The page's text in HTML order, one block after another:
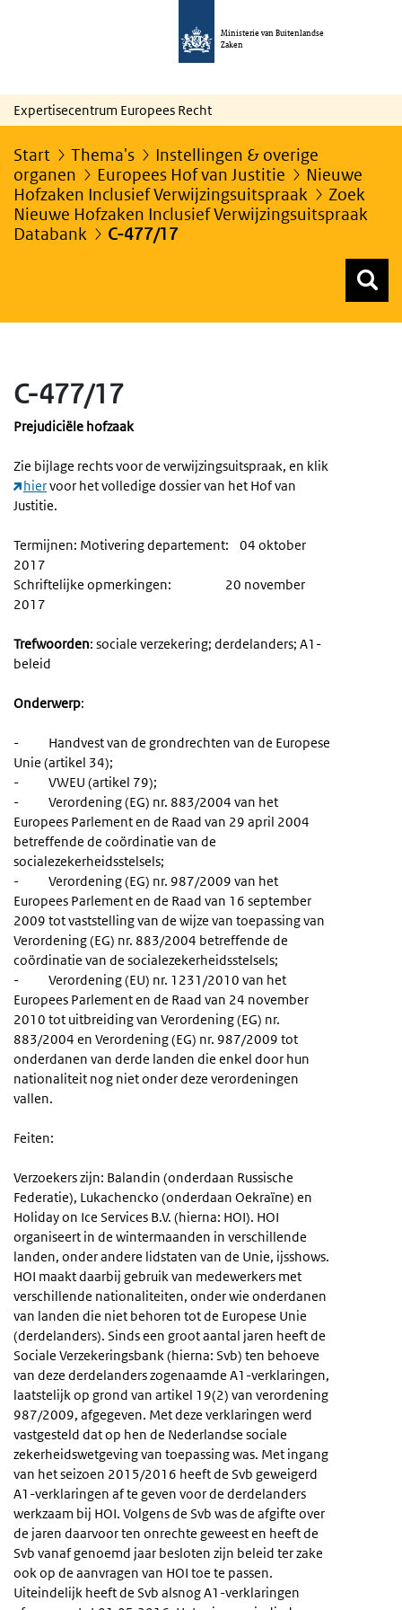
Ministerie van Buitenlandse
Zaken
Expertisecentrum Europees Recht
Start Thema's
Instellingen & overige
organen
Europees Hof van Justitie
Nieuwe
Hofzaken Inclusief Verwijzingsuitspraak
Zoek
Nieuwe Hofzaken Inclusief Verwijzingsuitspraak
Databank
C-477/17
C-477/17
Prejudiciële hofzaak
Zie bijlage rechts voor de verwijzingsuitspraak, en klik
hiervoor het volledige dossier van het Hof van
Justitie.
Termijnen: Motivering departement: 04 oktober
2017
Schriftelijke opmerkingen: 20 november
2017
Trefwoorden: sociale verzekering; derdelanders; A1-
beleid
Onderwerp:
- Handvest van de grondrechten van de Europese
Unie (artikel 34);
- VWEU (artikel 79);
- Verordening (EG) nr. 883/2004 van het
Europees Parlement en de Raad van 29 april 2004
betreffende de coördinatie van de
socialezekerheidsstelsels;
- Verordening (EG) nr. 987/2009 van het
Europees Parlement en de Raad van 16 september
2009 tot vaststelling van de wijze van toepassing van
Verordening (EG) nr. 883/2004 betreffende de
coördinatie van de socialezekerheidsstelsels;
- Verordening (EU) nr. 1231/2010 van het
Europees Parlement en de Raad van 24 november
2010 tot uitbreiding van Verordening (EG) nr.
883/2004 en Verordening (EG) nr. 987/2009 tot
onderdanen van derde landen die enkel door hun
nationaliteit nog niet onder deze verordeningen
vallen.
Feiten:
Verzoekers zijn: Balandin (onderdaan Russische
Federatie), Lukachencko (onderdaan Oekraïne) en
Holiday on Ice Services B.V. (hierna: HOI). HOI
organiseert in de wintermaanden in verschillende
landen, onder andere lidstaten van de Unie, ijsshows.
HOI maakt daarbij gebruik van medewerkers met
verschillende nationaliteiten, onder wie onderdanen
van landen die niet behoren tot de Europese Unie
(derdelanders). Sinds een groot aantal jaren heeft de
Sociale Verzekeringsbank (hierna: Svb) ten behoeve
van deze derdelanders zogenaamde A1-verklaringen,
laatstelijk op grond van artikel 19(2) van verordening
987/2009, afgegeven. Met deze verklaringen werd
vastgesteld dat op hen de Nederlandse sociale
zekerheidswetgeving van toepassing was. Met ingang
van het seizoen 2015/2016 heeft de Svb geweigerd
A1-verklaringen af te geven voor de derdelanders
werkzaam bij HOI. Volgens de Svb was de afgifte over
de jaren daarvoor ten onrechte geweest en heeft de
Svb vanaf genoemd jaar besloten zijn beleid ter zake
ook op de aanvragen van HOI toe te passen.
Uiteindelijk heeft de Svb alsnog A1-verklaringen